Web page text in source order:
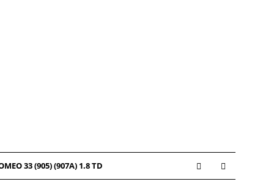
33 (905) (907A) 1.8 TD